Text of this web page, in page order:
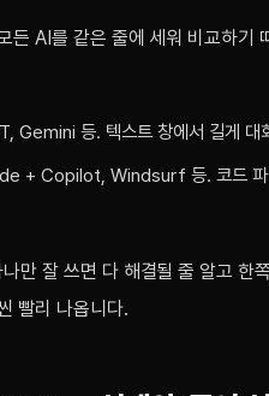
든 AI를 같은 줄에 세워 비교하기
등. 텍스트 창에서 길게 대
+ Copilot, Windsurf 등. 코드 파
만 잘 쓰면 다 해결될 줄 알고 한
빨리 나옵니다.